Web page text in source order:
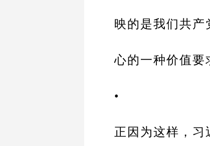
映的是我们共产
心的一种价值要
•
正因为这样，习